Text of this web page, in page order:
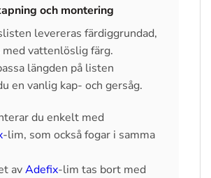
och montering
levereras färdiggrundad,
vattenlöslig färg.
längden på listen
en vanlig kap- och gersåg.
du enkelt med
-lim, som också fogar i samma
avAdefix-lim tas bort med